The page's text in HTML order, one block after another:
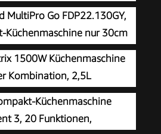
kleine Küchenmaschine,
Edelstahl, MCM3501M
MultiPro Go FDP22.130GY,
Küchenmaschine nur 30cm
Schneiden, Reiben, Pürieren
Serve, 1,3 l
W, Blau
1500W Küchenmaschine
Kombination, 2,5L
für Fleisch, Gemüse und
mit Glasbehälter, 2
für
Küchenmaschine
3, 20 Funktionen,